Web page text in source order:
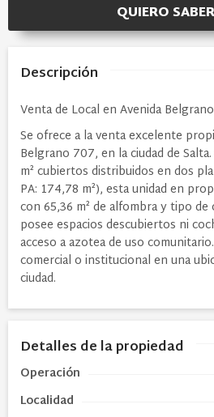
QUIERO
Descripción
Venta de Local en Avenida
Se ofrece a la venta excelente
Belgrano 707, en la ciudad de
m² cubiertos distribuidos en dos
PA: 174,78 m²), esta unidad en
con 65,36 m² de alfombra y tipo de
posee espacios descubiertos ni
acceso a azotea de uso
comercial o institucional en una
ciudad.
Detalles de la propiedad
Operación
Localidad